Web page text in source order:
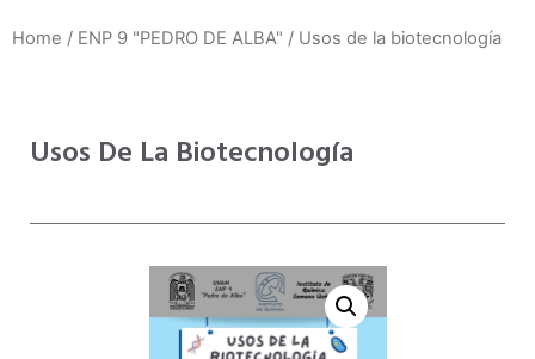
Home / ENP 9 "PEDRO DE ALBA" / Usos de la biotecnología
Usos De La Biotecnología